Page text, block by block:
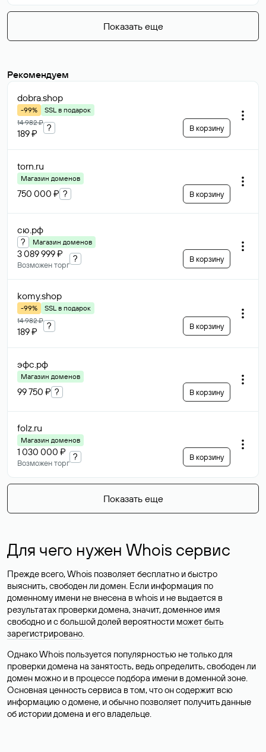
Показать еще
Рекомендуем
dobra.shop
-99%
SSL в подарок
14 982 ₽
189 ₽
? В корзину
torn.ru
Магазин доменов
750 000 ₽ ? В корзину
сю.рф
? Магазин доменов
3 089 999 ₽
Возможен торг
? В корзину
komy.shop
-99%
SSL в подарок
14 982 ₽
189 ₽
? В корзину
эфс.рф
Магазин доменов
99 750 ₽ ? В корзину
folz.ru
Магазин доменов
1 030 000 ₽
Возможен торг
? В корзину
Показать еще
Для чего нужен Whois сервис
Прежде всего, Whois позволяет бесплатно и быстро
выяснить, свободен ли домен. Если информация по
доменному имени не внесена в whois и не выдается в
результатах проверки домена, значит, доменное имя
свободно и с большой долей вероятности может быть
зарегистрировано.
Однако Whois пользуется популярностью не только для
проверки домена на занятость, ведь определить, свободен ли
домен можно и в процессе подбора имени в доменной зоне.
Основная ценность сервиса в том, что он содержит всю
информацию о домене, и обычно позволяет получить данные
об истории домена и его владельце.